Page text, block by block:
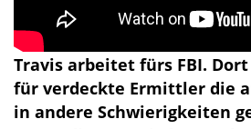
Travis arbeitet fürs FBI.
für verdeckte Ermittler die
in andere Schwierigkeiten